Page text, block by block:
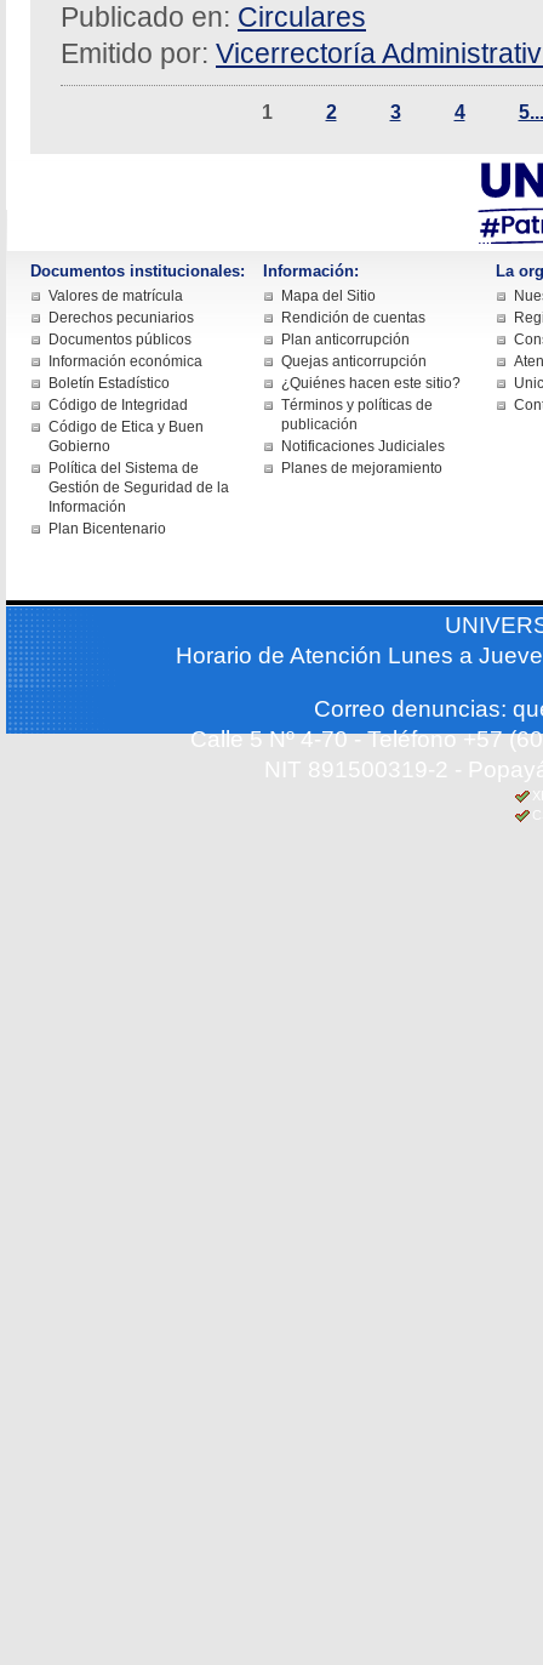
Publicado en: Circulares
Emitido por: Vicerrectoría
1 2 3 4 5...
Documentos institucionales:
Valores de matrícula
Derechos pecuniarios
Documentos públicos
Información económica
Boletín Estadístico
Código de Integridad
Código de Etica y Buen
Gobierno
Política del Sistema de
Gestión de Seguridad de la
Información
Plan Bicentenario
Información:
Mapa del Sitio
Rendición de cuentas
Plan anticorrupción
Quejas anticorrupción
¿Quiénes hacen este sitio?
Términos y políticas de
publicación
Notificaciones Judiciales
Planes de mejoramiento
La
Horario de Atención Lunes a
Correo denuncias:
Calle 5 Nº 4-70 - Teléfono +57
NIT 891500319-2 -